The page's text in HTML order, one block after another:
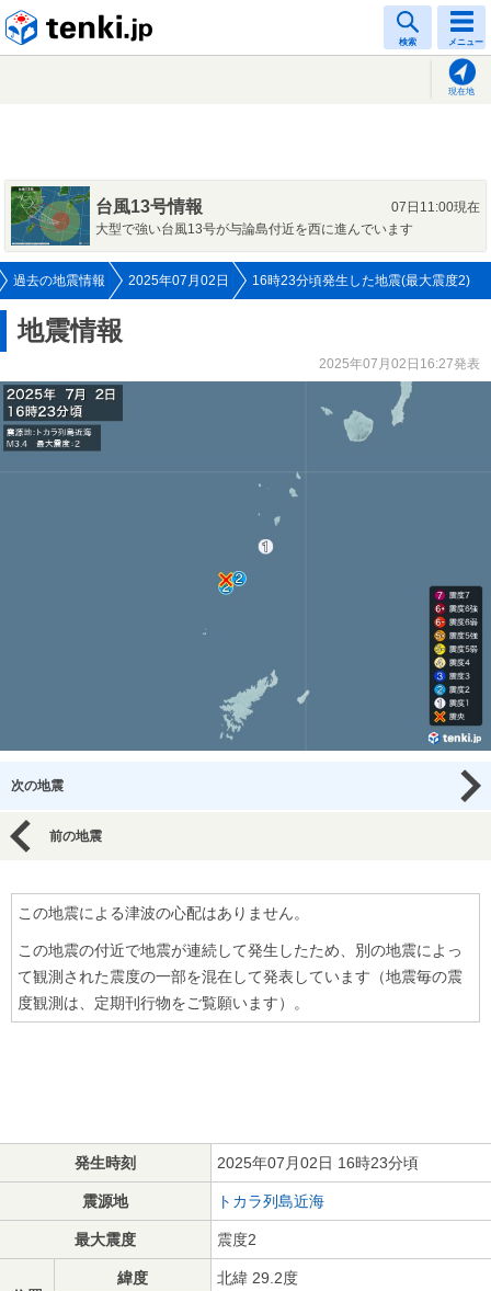
検索 メニュー
現在地
台風13号情報
07日11:00現在
大型で強い台風13号が与論島付近を西に進んでいます
過去の地震情報 2025年07月02日 16時23分頃発生した地震(最大震度2)
地震情報
2025年07月02日16:27発表
次の地震
前の地震
この地震による津波の心配はありません。
この地震の付近で地震が連続して発生したため、別の地震によっ
て観測された震度の一部を混在して発表しています（地震毎の震
度観測は、定期刊行物をご覧願います）。
発生時刻 2025年07月02日 16時23分頃
震源地 トカラ列島近海
最大震度 震度2
緯度 北緯 29.2度